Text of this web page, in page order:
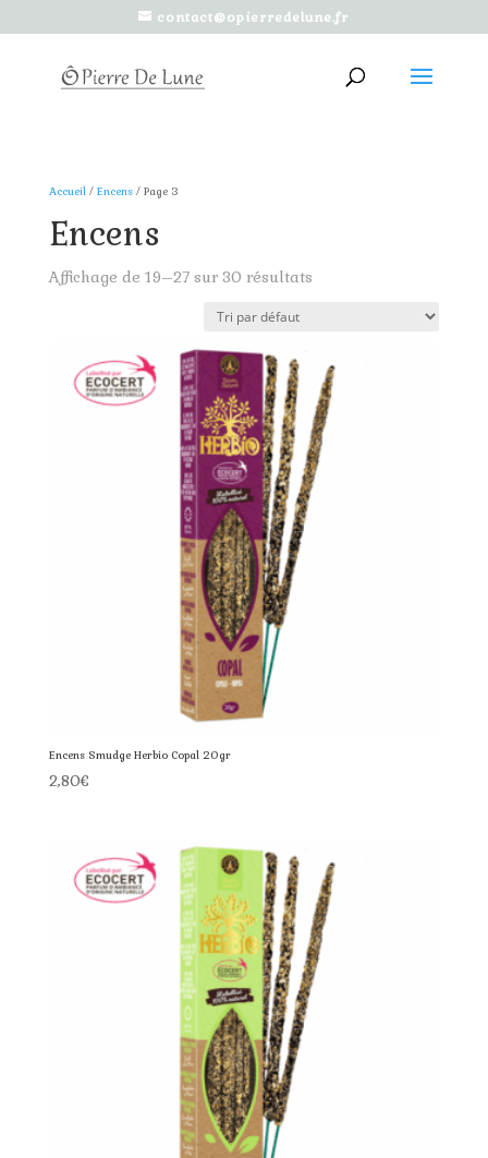
contact@opierredelune.fr
Accueil/ Encens/ Page 3
Encens
Affichage de 19–27 sur 30 résultats
Encens Smudge Herbio Copal 20gr
2,80€